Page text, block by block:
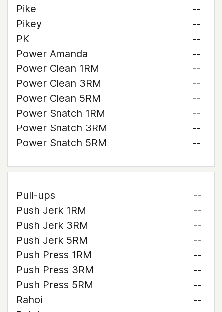
Pike
--
Pikey
--
PK
--
Power Amanda
--
Power Clean 1RM
--
Power Clean 3RM
--
Power Clean 5RM
--
Power Snatch 1RM
--
Power Snatch 3RM
--
Power Snatch 5RM
--
Pull-ups
--
Push Jerk 1RM
--
Push Jerk 3RM
--
Push Jerk 5RM
--
Push Press 1RM
--
Push Press 3RM
--
Push Press 5RM
--
Rahoi
--